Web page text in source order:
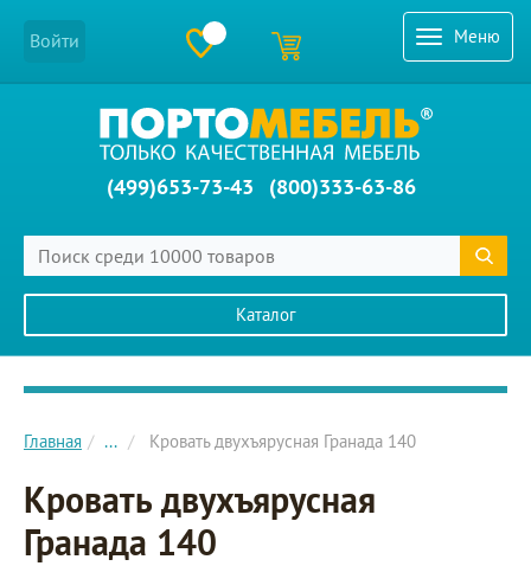
Меню
Войти
(499)653-73-43 (800)333-63-86
Каталог
Главное меню сайта
Главная ... Кровать двухъярусная Гранада 140
Кровать двухъярусная
Гранада 140